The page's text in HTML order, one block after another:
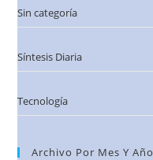
Sin categoría
Síntesis Diaria
Tecnología
Archivo Por Mes Y Año